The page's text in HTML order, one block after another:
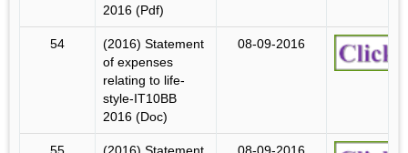
2016 (Pdf)
54
(2016) Statement
of expenses
relating to life-
style-IT10BB
2016 (Doc)
08-09-2016
55
(2016) Statement
08-09-2016